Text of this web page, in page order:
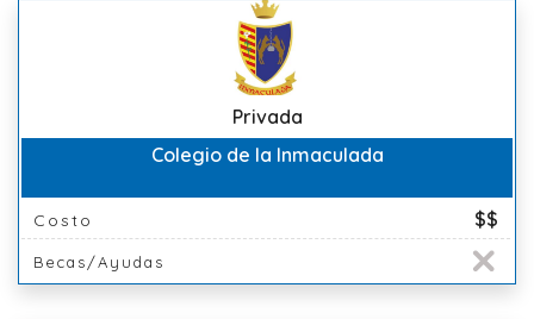
Privada
Colegio de la Inmaculada
Costo $$
Becas/Ayudas